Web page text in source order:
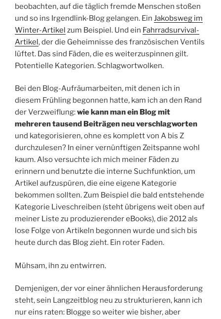
beobachten, auf die täglich fremde Menschen stoßen
und so ins Irgendlink-Blog gelangen. Ein Jakobsweg im
Winter-Artikel zum Beispiel. Und ein Fahrradsurvival-
Artikel, der die Geheimnisse des französischen Ventils
lüftet. Das sind Fäden, die es weiterzuspinnen gilt.
Potentielle Kategorien. Schlagwortwolken.
Bei den Blog-Aufräumarbeiten, mit denen ich in
diesem Frühling begonnen hatte, kam ich an den Rand
der Verzweiflung:wie kann man ein Blog mit
mehreren tausend Beiträgen neu verschlagworten
und kategorisieren, ohne es komplett von A bis Z
durchzulesen? In einer vernünftigen Zeitspanne wohl
kaum. Also versuchte ich mich meiner Fäden zu
erinnern und benutzte die interne Suchfunktion, um
Artikel aufzuspüren, die eine eigene Kategorie
bekommen sollten. Zum Beispiel die bald entstehende
Kategorie Liveschreiben (steht übrigens weit oben auf
meiner Liste zu produzierender eBooks), die 2012 als
lose Folge von Artikeln begonnen wurde und sich bis
heute durch das Blog zieht. Ein roter Faden.
Mühsam, ihn zu entwirren.
Demjenigen, der vor einer ähnlichen Herausforderung
steht, sein Langzeitblog neu zu strukturieren, kann ich
nur eins raten: Blogge so weiter wie bisher, aber